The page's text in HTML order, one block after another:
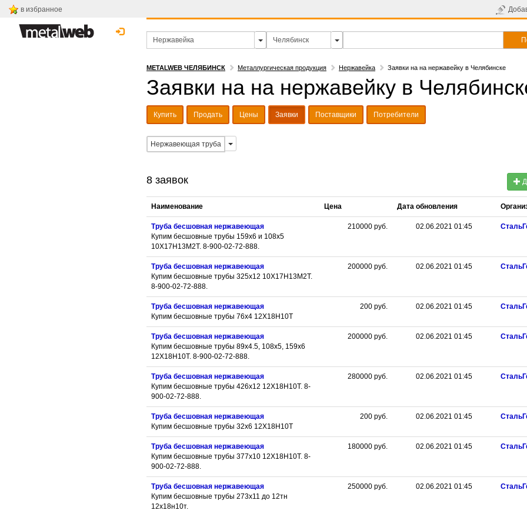
в избранное
METALWEB ЧЕЛЯБИНСК Металлургическая продукция Нержавейка Заявки на на нержавейку в Челябинске
Заявки на на нержавейку в
Купить Продать Цены Заявки Поставщики Потребители
Нержавеющая труба
8 заявок
Наименование Цена Дата обновления
Труба бесшовная нержавеющая
Купим бесшовные трубы 159х6 и 108х5
10Х17Н13М2Т. 8-900-02-72-888.
210000 руб. 02.06.2021 01:45
Труба бесшовная нержавеющая
Купим бесшовные трубы 325х12 10Х17Н13М2Т.
8-900-02-72-888.
200000 руб. 02.06.2021 01:45
Труба бесшовная нержавеющая
Купим бесшовные трубы 76х4 12Х18Н10Т
200 руб. 02.06.2021 01:45
Труба бесшовная нержавеющая
Купим бесшовные трубы 89х4.5, 108х5, 159х6
12Х18Н10Т. 8-900-02-72-888.
200000 руб. 02.06.2021 01:45
Труба бесшовная нержавеющая
Купим бесшовные трубы 426х12 12Х18Н10Т. 8-
900-02-72-888.
280000 руб. 02.06.2021 01:45
Труба бесшовная нержавеющая
Купим бесшовные трубы 32х6 12Х18Н10Т
200 руб. 02.06.2021 01:45
Труба бесшовная нержавеющая
Купим бесшовные трубы 377х10 12Х18Н10Т. 8-
900-02-72-888.
180000 руб. 02.06.2021 01:45
Труба бесшовная нержавеющая
Купим бесшовные трубы 273х11 до 12тн
12х18н10т.
250000 руб. 02.06.2021 01:45